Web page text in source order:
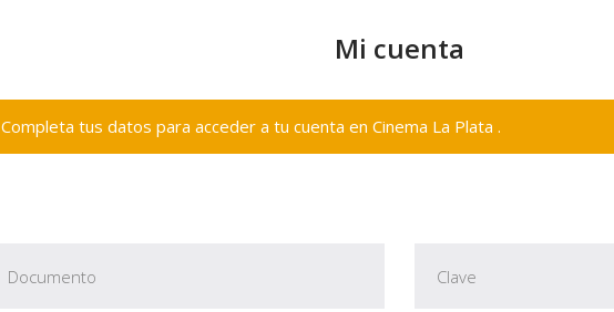
Mi cuenta
Completa tus datos para acceder a tu cuenta en Cinema La Plata .